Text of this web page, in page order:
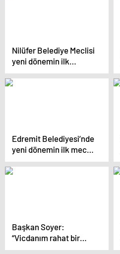
Nilüfer Belediye Meclisi
yeni dönemin ilk
toplantısını yaptı
Edremit Belediyesi’nde
yeni dönemin ilk meclis
toplantısı
Başkan Soyer:
“Vicdanım rahat bir
şekilde ayrılıyorum”